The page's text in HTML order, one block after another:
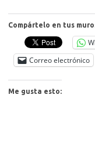
Compártelo en tus
Correo electrónico
Me gusta esto: